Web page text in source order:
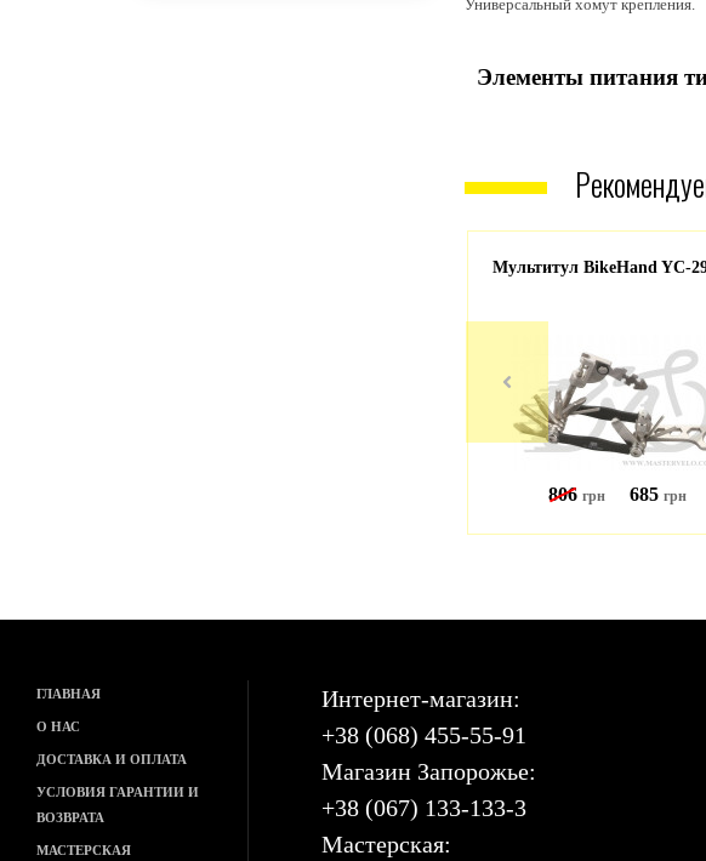
Универсальный хомут крепления.
Элементы питания
Мультитул BikeHand YC-
806 грн 685 грн
ГЛАВНАЯ
О НАС
ДОСТАВКА И ОПЛАТА
УСЛОВИЯ ГАРАНТИИ И
ВОЗВРАТА
МАСТЕРСКАЯ
Интернет-магазин:
+38 (068) 455-55-91
Магазин Запорожье:
+38 (067) 133-133-3
Мастерская: